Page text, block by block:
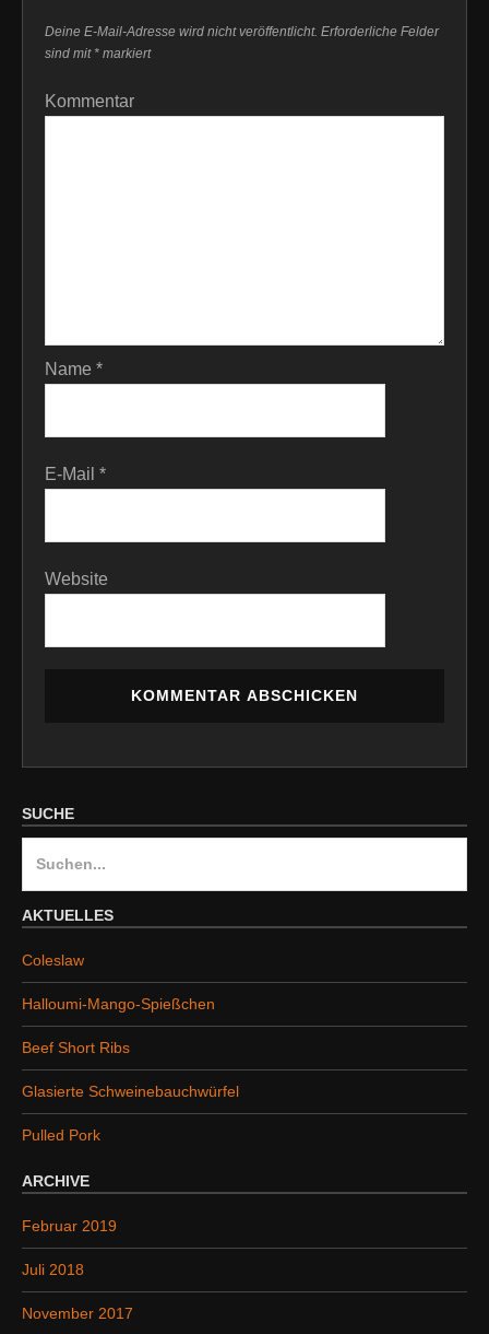
Deine E-Mail-Adresse wird nicht veröffentlicht. Erforderliche Felder
sind mit * markiert
Kommentar
Name *
E-Mail *
Website
SUCHE
c
e
n
a
c
h
:
AKTUELLES
Coleslaw
Halloumi-Mango-Spießchen
Beef Short Ribs
Glasierte Schweinebauchwürfel
Pulled Pork
ARCHIVE
Februar 2019
Juli 2018
November 2017